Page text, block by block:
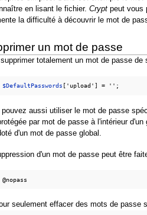
602244
602247
602261
602265
602279
602307
602315
602323
602340
602346
602741
602743
602744
602745
602746
602748
602749
602750
602757
602758
602762
602763
602764
602769
602770
en lisant le fichier. Cryptpeut vous
la difficulté à découvrir le mot de
un mot de passe
supprimer totalement un mot de passe
$DefaultPasswords
pouvez aussi utiliser le mot de passe
par mot de passe à l'intérieur
d'un mot de passe global.
d'un mot de passe peut être
seulement effacer des mots de passe